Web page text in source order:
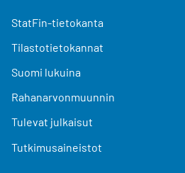
StatFin-tietokanta
Tilastotietokannat
Suomi lukuina
Rahanarvonmuunnin
Tulevat julkaisut
Tutkimusaineistot